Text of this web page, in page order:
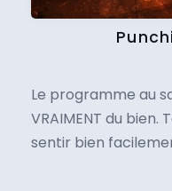
Le programme au
VRAIMENT du
sentir bien